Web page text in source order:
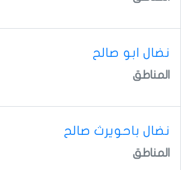
نضال ابو صالح
المناطق
نضال باحويرث صالح
المناطق